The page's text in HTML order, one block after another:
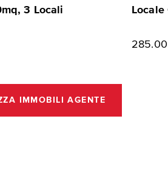
3 Locali
IMMOBILI AGENTE